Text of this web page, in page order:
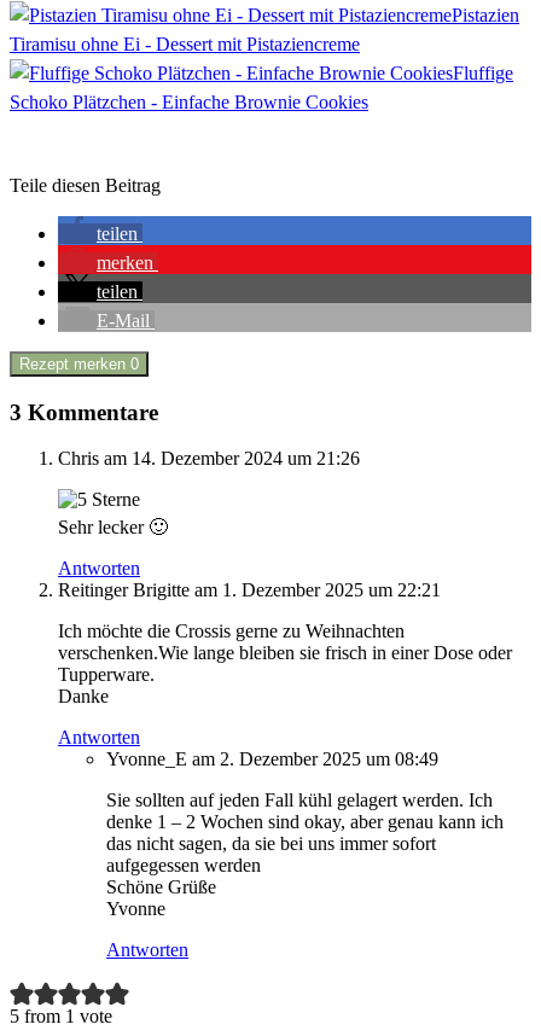
Pistazien
Tiramisu ohne Ei - Dessert mit Pistaziencreme
Fluffige
Schoko Plätzchen - Einfache Brownie Cookies
Teile diesen Beitrag
teilen
merken
teilen
E-Mail
Rezept merken 0
3 Kommentare
Chris am 14. Dezember 2024 um 21:26
Sehr lecker 🙂
Antworten
Reitinger Brigitte am 1. Dezember 2025 um 22:21
Ich möchte die Crossis gerne zu Weihnachten
verschenken.Wie lange bleiben sie frisch in einer Dose oder
Tupperware.
Danke
Antworten
Yvonne_E am 2. Dezember 2025 um 08:49
Sie sollten auf jeden Fall kühl gelagert werden. Ich
denke 1 – 2 Wochen sind okay, aber genau kann ich
das nicht sagen, da sie bei uns immer sofort
aufgegessen werden
Schöne Grüße
Yvonne
Antworten
5 from 1 vote